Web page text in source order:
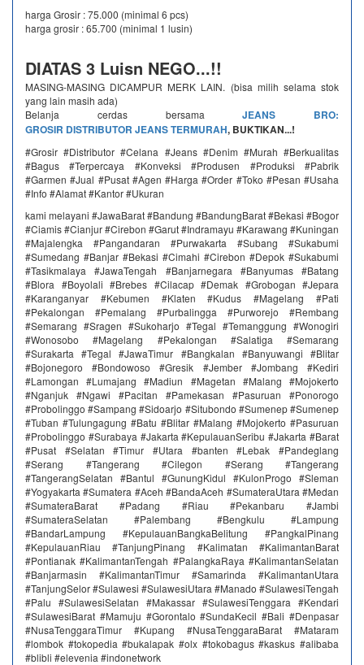
harga Grosir : 75.000 (minimal 6 pcs)
harga grosir : 65.700 (minimal 1 lusin)
DIATAS 3 Luisn NEGO...!!
MASING-MASING DICAMPUR MERK LAIN. (bisa milih selama stok
yang lain masih ada)
Belanja cerdas bersamaJEANS BRO:
GROSIR DISTRIBUTOR JEANS TERMURAH, BUKTIKAN...!
#Grosir #Distributor #Celana #Jeans #Denim #Murah #Berkualitas
#Bagus #Terpercaya #Konveksi #Produsen #Produksi #Pabrik
#Garmen #Jual #Pusat #Agen #Harga #Order #Toko #Pesan #Usaha
#Info #Alamat #Kantor #Ukuran
kami melayani #JawaBarat #Bandung #BandungBarat #Bekasi #Bogor
#Ciamis #Cianjur #Cirebon #Garut #Indramayu #Karawang #Kuningan
#Majalengka #Pangandaran #Purwakarta #Subang #Sukabumi
#Sumedang #Banjar #Bekasi #Cimahi #Cirebon #Depok #Sukabumi
#Tasikmalaya #JawaTengah #Banjarnegara #Banyumas #Batang
#Blora #Boyolali #Brebes #Cilacap #Demak #Grobogan #Jepara
#Karanganyar #Kebumen #Klaten #Kudus #Magelang #Pati
#Pekalongan #Pemalang #Purbalingga #Purworejo #Rembang
#Semarang #Sragen #Sukoharjo #Tegal #Temanggung #Wonogiri
#Wonosobo #Magelang #Pekalongan #Salatiga #Semarang
#Surakarta #Tegal #JawaTimur #Bangkalan #Banyuwangi #Blitar
#Bojonegoro #Bondowoso #Gresik #Jember #Jombang #Kediri
#Lamongan #Lumajang #Madiun #Magetan #Malang #Mojokerto
#Nganjuk #Ngawi #Pacitan #Pamekasan #Pasuruan #Ponorogo
#Probolinggo #Sampang #Sidoarjo #Situbondo #Sumenep #Sumenep
#Tuban #Tulungagung #Batu #Blitar #Malang #Mojokerto #Pasuruan
#Probolinggo #Surabaya #Jakarta #KepulauanSeribu #Jakarta #Barat
#Pusat #Selatan #Timur #Utara #banten #Lebak #Pandeglang
#Serang #Tangerang #Cilegon #Serang #Tangerang
#TangerangSelatan #Bantul #GunungKidul #KulonProgo #Sleman
#Yogyakarta #Sumatera #Aceh #BandaAceh #SumateraUtara #Medan
#SumateraBarat #Padang #Riau #Pekanbaru #Jambi
#SumateraSelatan #Palembang #Bengkulu #Lampung
#BandarLampung #KepulauanBangkaBelitung #PangkalPinang
#KepulauanRiau #TanjungPinang #Kalimatan #KalimantanBarat
#Pontianak #KalimantanTengah #PalangkaRaya #KalimantanSelatan
#Banjarmasin #KalimantanTimur #Samarinda #KalimantanUtara
#TanjungSelor #Sulawesi #SulawesiUtara #Manado #SulawesiTengah
#Palu #SulawesiSelatan #Makassar #SulawesiTenggara #Kendari
#SulawesiBarat #Mamuju #Gorontalo #SundaKecil #Bali #Denpasar
#NusaTenggaraTimur #Kupang #NusaTenggaraBarat #Mataram
#lombok #tokopedia #bukalapak #olx #tokobagus #kaskus #alibaba
#blibli #elevenia #indonetwork